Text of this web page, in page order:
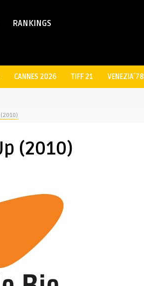
RANKINGS
CANNES 2026 TIFF 21 VENEZIA´78
(2010)